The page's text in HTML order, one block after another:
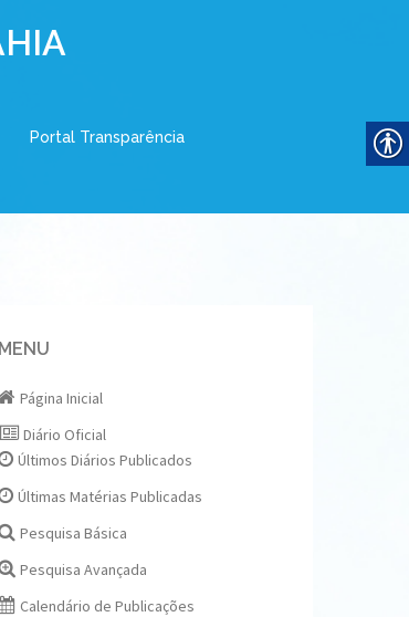
Portal Transparência
MENU
Página Inicial
Diário Oficial
Últimos Diários Publicados
Últimas Matérias Publicadas
Pesquisa Básica
Pesquisa Avançada
Calendário de Publicações